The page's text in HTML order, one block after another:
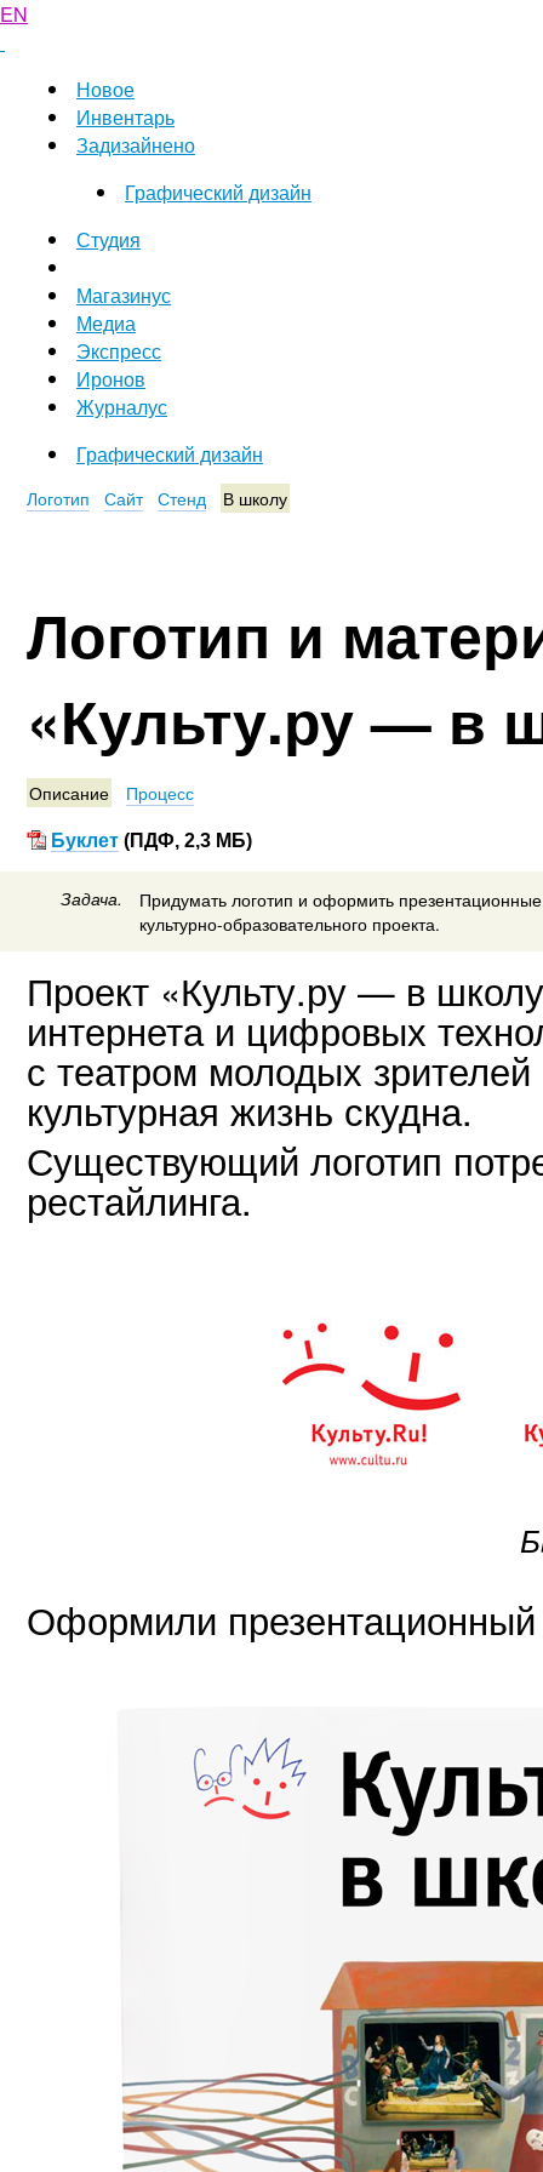
EN
Новое
Инвентарь
Задизайнено
Графический дизайн
Студия
Магазинус
Медиа
Экспресс
Иронов
Журналус
Графический дизайн
Логотип Сайт Стенд В школу
Логотип и
«Культу.ру — в
Описание Процесс
Буклет (ПДФ, 2,3 МБ)
Задача.
Придумать логотип и оформить
культурно-образовательного проекта.
Проект «Культу.ру — в
интернета и цифровых
с театром молодых зрителей
культурная жизнь скудна.
Существующий логотип
рестайлинга.
Оформили презентационный